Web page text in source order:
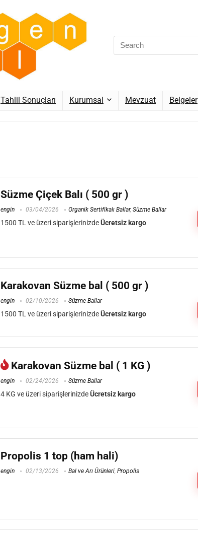
Tahlil Sonuçları Kurumsal Mevzuat Belgeler
Süzme Çiçek Balı ( 500 gr )
engin 03/04/2026 Organik Sertifikalı Ballar, Süzme Ballar
1500 TL ve üzeri siparişlerinizdeÜcretsiz kargo
Karakovan Süzme bal ( 500 gr )
engin 02/10/2026 Süzme Ballar
1500 TL ve üzeri siparişlerinizdeÜcretsiz kargo
Karakovan Süzme bal ( 1 KG )
engin 02/24/2026 Süzme Ballar
4 KG ve üzeri siparişlerinizdeÜcretsiz kargo
Propolis 1 top (ham hali)
engin 02/13/2026 Bal ve Arı Ürünleri, Propolis